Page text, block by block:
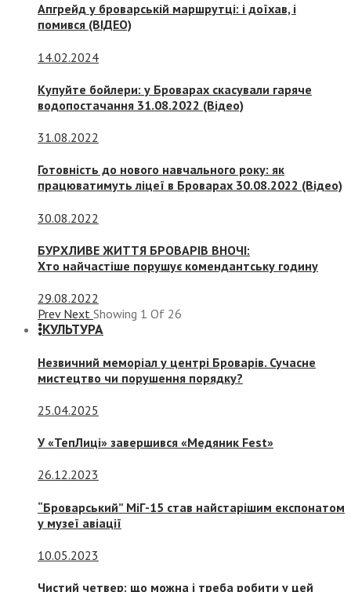
Апгрейд у броварській маршрутці: і доїхав, і
помився (ВІДЕО)
14.02.2024
Купуйте бойлери: у Броварах скасували гаряче
водопостачання 31.08.2022 (Відео)
31.08.2022
Готовність до нового навчального року: як
працюватимуть ліцеї в Броварах 30.08.2022 (Відео)
30.08.2022
БУРХЛИВЕ ЖИТТЯ БРОВАРІВ ВНОЧІ:
Хто найчастіше порушує комендантську годину
29.08.2022
Prev Next Showing 1 Of 26
КУЛЬТУРА
Незвичний меморіал у центрі Броварів. Сучасне
мистецтво чи порушення порядку?
25.04.2025
У «ТепЛиці» завершився «Медяник Fest»
26.12.2023
“Броварський” МіГ-15 став найстарішим експонатом
у музеї авіації
10.05.2023
Чистий четвер: що можна і треба робити у цей